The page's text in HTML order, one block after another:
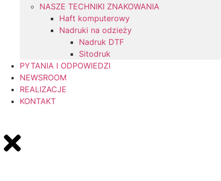
NASZE TECHNIKI ZNAKOWANIA
Haft komputerowy
Nadruki na odzieży
Nadruk DTF
Sitodruk
PYTANIA I ODPOWIEDZI
NEWSROOM
REALIZACJE
KONTAKT